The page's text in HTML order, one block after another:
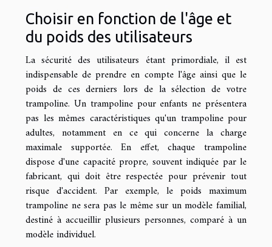
Choisir en fonction de l'âge et
du poids des utilisateurs
La sécurité des utilisateurs étant primordiale, il est
indispensable de prendre en compte l'âge ainsi que le
poids de ces derniers lors de la sélection de votre
trampoline. Un trampoline pour enfants ne présentera
pas les mêmes caractéristiques qu'un trampoline pour
adultes, notamment en ce qui concerne la charge
maximale supportée. En effet, chaque trampoline
dispose d'une capacité propre, souvent indiquée par le
fabricant, qui doit être respectée pour prévenir tout
risque d'accident. Par exemple, le poids maximum
trampoline ne sera pas le même sur un modèle familial,
destiné à accueillir plusieurs personnes, comparé à un
modèle individuel.